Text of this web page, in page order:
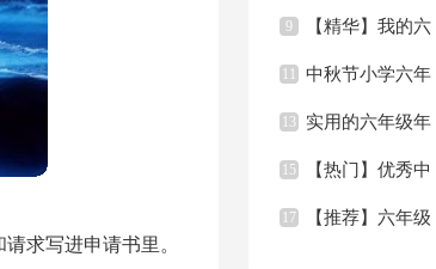
求写进申请书里。
的作文300字集合9篇
9 【精华】我的六
年级小学作文3篇
11 中秋节小学六年
级作文
13 实用的六年级年
的作文300字6篇
15 【热门】优秀中
学作文九篇
17 【推荐】六年级